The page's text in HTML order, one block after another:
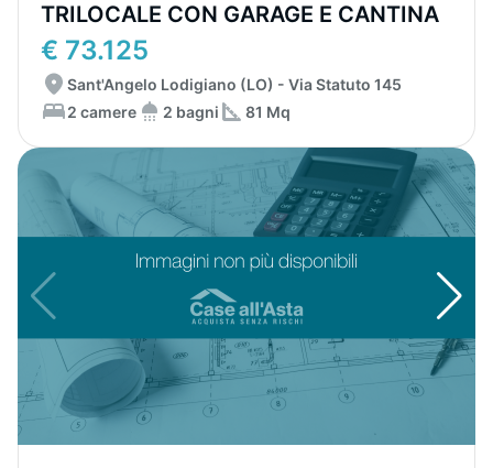
TRILOCALE CON GARAGE E CANTINA
€ 73.125
Sant'Angelo Lodigiano (LO) - Via Statuto 145
2 camere
2 bagni 81 Mq